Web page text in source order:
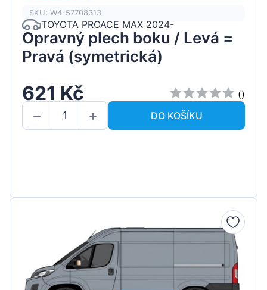
SKU: W4-57708313
TOYOTA PROACE MAX 2024-
Opravný plech boku / Levá =
Pravá (symetrická)
621 Kč
()
DO KOŠÍKU